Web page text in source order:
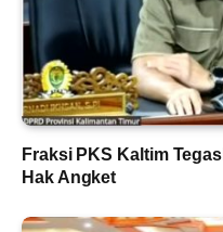
Fraksi PKS Kaltim
Hak Angket